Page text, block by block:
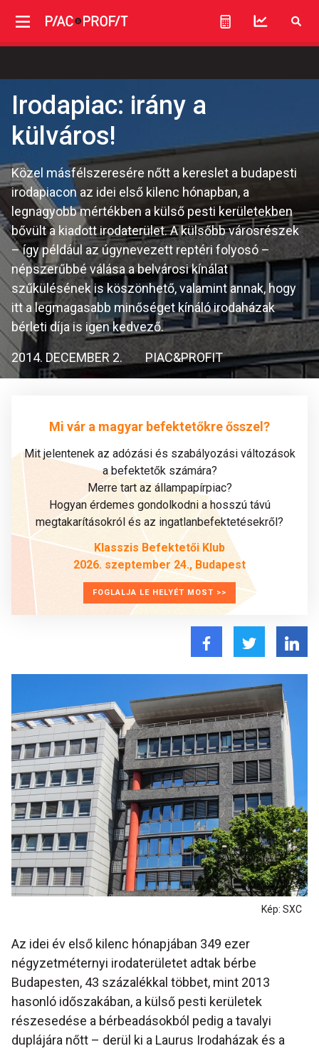
Irodapiac: irány a
külváros!
Közel másfélszeresére nőtt a kereslet a budapesti
irodapiacon az idei első kilenc hónapban, a
legnagyobb mértékben a külső pesti kerületekben
bővült a kiadott irodaterület. A külsőbb városrészek
– így például az úgynevezett reptéri folyosó –
népszerűbbé válása a belvárosi kínálat
szűkülésének is köszönhető, valamint annak, hogy
itt a legmagasabb minőséget kínáló irodaházak
bérleti díja is igen kedvező.
2014. DECEMBER 2. PIAC&PROFIT
Mi vár a magyar befektetőkre ősszel?
Mit jelentenek az adózási és szabályozási változások
a befektetők számára?
Merre tart az állampapírpiac?
Hogyan érdemes gondolkodni a hosszú távú
megtakarításokról és az ingatlanbefektetésekről?
Klasszis Befektetői Klub
2026. szeptember 24., Budapest
FOGLALJA LE HELYÉT MOST >>
Kép: SXC
Az idei év első kilenc hónapjában 349 ezer
négyzetméternyi irodaterületet adtak bérbe
Budapesten, 43 százalékkal többet, mint 2013
hasonló időszakában, a külső pesti kerületek
részesedése a bérbeadásokból pedig a tavalyi
duplájára nőtt – derül ki a Laurus Irodaházak és a